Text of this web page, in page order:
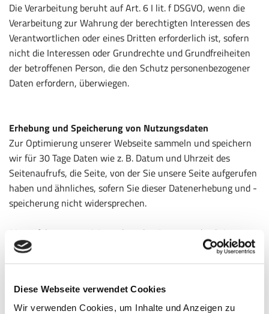
Diese Webseite verwendet Cookies
Wir verwenden Cookies, um Inhalte und Anzeigen zu
Die Verarbeitung beruht auf Art. 6 I lit. f DSGVO, wenn die
Verarbeitung zur Wahrung der berechtigten Interessen des
Verantwortlichen oder eines Dritten erforderlich ist, sofern
nicht die Interessen oder Grundrechte und Grundfreiheiten
der betroffenen Person, die den Schutz personenbezogener
Daten erfordern, überwiegen.
Erhebung und Speicherung von Nutzungsdaten
Zur Optimierung unserer Webseite sammeln und speichern
wir für 30 Tage Daten wie z. B. Datum und Uhrzeit des
Seitenaufrufs, die Seite, von der Sie unsere Seite aufgerufen
haben und ähnliches, sofern Sie dieser Datenerhebung und -
speicherung nicht widersprechen.
Dies erfolgt anonymisiert, ohne den Benutzer der Seite
persönlich zu identifizieren. Ggf. werden Nutzerprofile mittels
eines Pseudonyms erstellt. Auch hierbei erfolgt keine
natürlichen Personen mit den erhobenen Nutzungsdaten.
Zur Erhebung und Speicherung der Nutzungsdaten setzen